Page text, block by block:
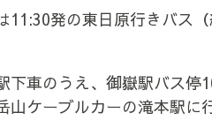
11:30発の東日原行きバス（
下車のうえ、御嶽駅バス停
山ケーブルカーの滝本駅に